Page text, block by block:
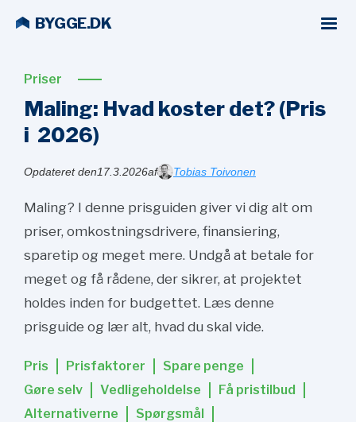
BYGGE.DK
Priser
Maling: Hvad koster det? (Pris
i 2026)
Opdateret den17.3.2026af Tobias Toivonen
Maling? I denne prisguiden giver vi dig alt om
priser, omkostningsdrivere, finansiering,
sparetip og meget mere. Undgå at betale for
meget og få rådene, der sikrer, at projektet
holdes inden for budgettet. Læs denne
prisguide og lær alt, hvad du skal vide.
Pris Prisfaktorer
Spare penge
Gøre selv
Vedligeholdelse
Få pristilbud
Alternativerne
Spørgsmål